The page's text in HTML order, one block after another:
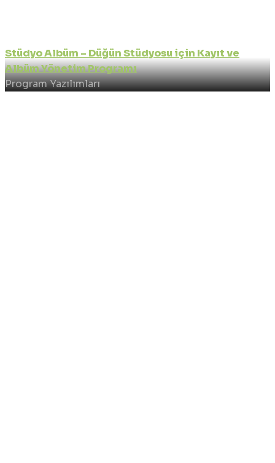
Stüdyo Albüm – Düğün Stüdyosu için Kayıt ve
Albüm Yönetim Programı
Program Yazılımları